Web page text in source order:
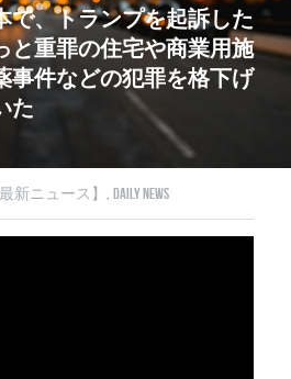
で、トランプを起訴した
と重罪の住宅や商業用施
事件などの犯罪を格下げ
た
最新ニュース】, Daily News